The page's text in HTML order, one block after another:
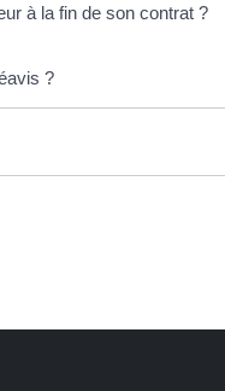
à la fin de son contrat ?
?